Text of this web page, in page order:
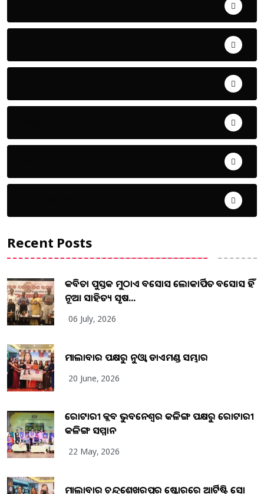
Recent Posts
କବିତା ପୁସ୍ତକ ମୁଠାଏ ଅବସୋସ ଲୋକାର୍ପିତ ଅବସୋସ ହିଁ
ନୂଆ ସାହିତ୍ୟ ସୃଷ...
06 July, 2026
ମାଲାବାର ପକ୍ଷରୁ ନୁଓ୍ବା ଡାଏମଣ୍ଡ ସମ୍ଭାର
20 June, 2026
ରୋଟାରୀ କ୍ଲବ ଭୁବନେଶ୍ୱର କଳିଙ୍ଗ ପକ୍ଷରୁ ରୋଟାରୀ
କଳିଙ୍ଗ ସମ୍ମାନ
22 May, 2026
ମାଲାବାର ଚନ୍ଦ୍ରଶେଖରପୁର ଷ୍ଟୋରରେ ଆର୍ଟିଷ୍ଟ୍ରି ସୋ